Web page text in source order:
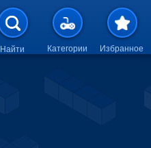
Перейти к основному
Найти Категории Избранное